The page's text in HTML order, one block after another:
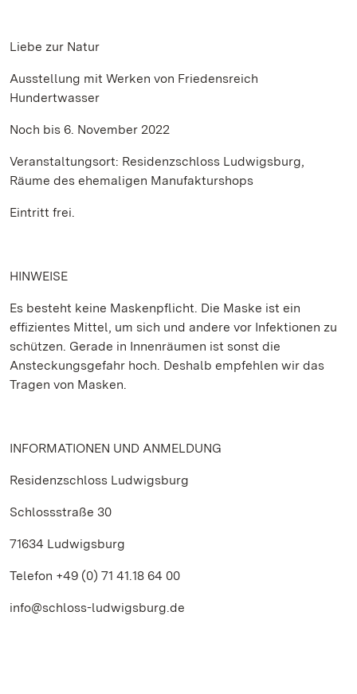
Liebe zur Natur
Ausstellung mit Werken von Friedensreich
Hundertwasser
Noch bis 6. November 2022
Veranstaltungsort: Residenzschloss Ludwigsburg,
Räume des ehemaligen Manufakturshops
Eintritt frei.
HINWEISE
Es besteht keine Maskenpflicht. Die Maske ist ein
effizientes Mittel, um sich und andere vor Infektionen zu
schützen. Gerade in Innenräumen ist sonst die
Ansteckungsgefahr hoch. Deshalb empfehlen wir das
Tragen von Masken.
INFORMATIONEN UND ANMELDUNG
Residenzschloss Ludwigsburg
Schlossstraße 30
71634 Ludwigsburg
Telefon +49 (0) 71 41.18 64 00
info@schloss-ludwigsburg.de